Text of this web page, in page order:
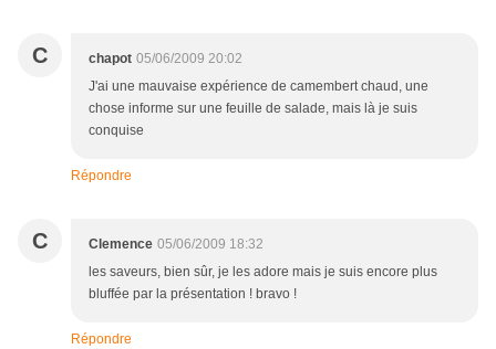
C chapot 05/06/2009 20:02
J'ai une mauvaise expérience de camembert chaud, une
chose informe sur une feuille de salade, mais là je suis
conquise
Répondre
C Clemence 05/06/2009 18:32
les saveurs, bien sûr, je les adore mais je suis encore plus
bluffée par la présentation ! bravo !
Répondre